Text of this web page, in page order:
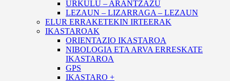
URKULU – ARANTZAZU
LEZAUN – LIZARRAGA – LEZAUN
ELUR ERRAKETEKIN IRTEERAK
IKASTAROAK
ORIENTAZIO IKASTAROA
NIBOLOGIA ETA ARVA ERRESKATE
IKASTAROA
GPS
IKASTARO +